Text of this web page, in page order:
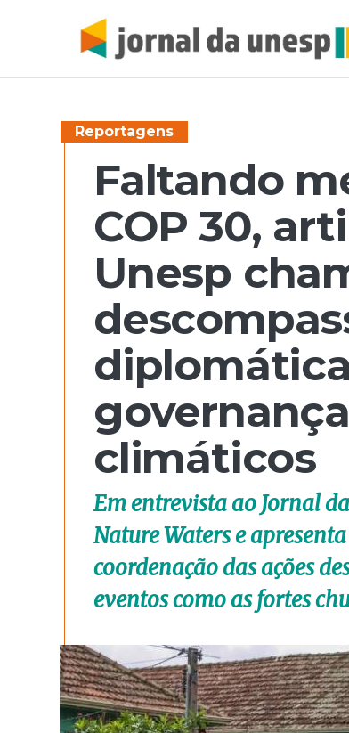
Reportagens
Faltando
COP 30,
Unesp
climáticos
Em entrevista ao Jornal
Nature Waters e
coordenação das ações
eventos como as fortes